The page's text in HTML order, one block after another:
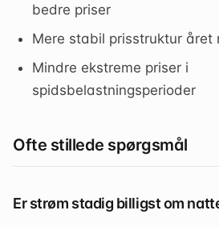
bedre priser
Mere stabil prisstruktur året
Mindre ekstreme priser i
spidsbelastningsperioder
Ofte stillede spørgsmål
Er strøm stadig billigst om